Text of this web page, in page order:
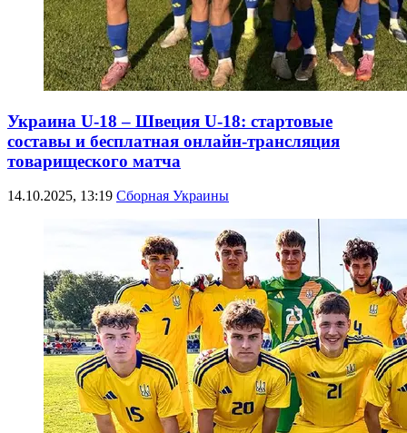
Украина U-18 – Швеция U-18: стартовые
составы и бесплатная онлайн-трансляция
товарищеского матча
14.10.2025, 13:19 Сборная Украины